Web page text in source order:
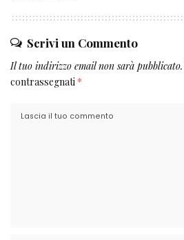
Scrivi un Commento
Il tuo indirizzo email non sarà pubblicato.
contrassegnati *